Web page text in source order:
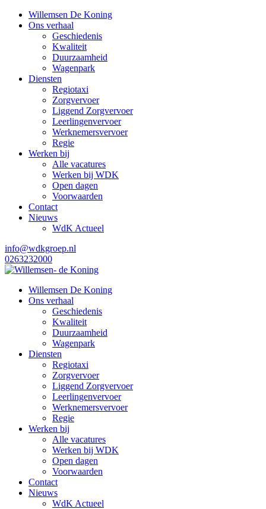
Willemsen De Koning
Ons verhaal
Geschiedenis
Kwaliteit
Duurzaamheid
Wagenpark
Diensten
Regiotaxi
Zorgvervoer
Liggend Zorgvervoer
Leerlingenvervoer
Werknemersvervoer
Regie
Werken bij
Alle vacatures
Werken bij WDK
Open dagen
Voorwaarden
Contact
Nieuws
WdK Actueel
info@wdkgroep.nl
0263232000
Willemsen De Koning
Ons verhaal
Geschiedenis
Kwaliteit
Duurzaamheid
Wagenpark
Diensten
Regiotaxi
Zorgvervoer
Liggend Zorgvervoer
Leerlingenvervoer
Werknemersvervoer
Regie
Werken bij
Alle vacatures
Werken bij WDK
Open dagen
Voorwaarden
Contact
Nieuws
WdK Actueel